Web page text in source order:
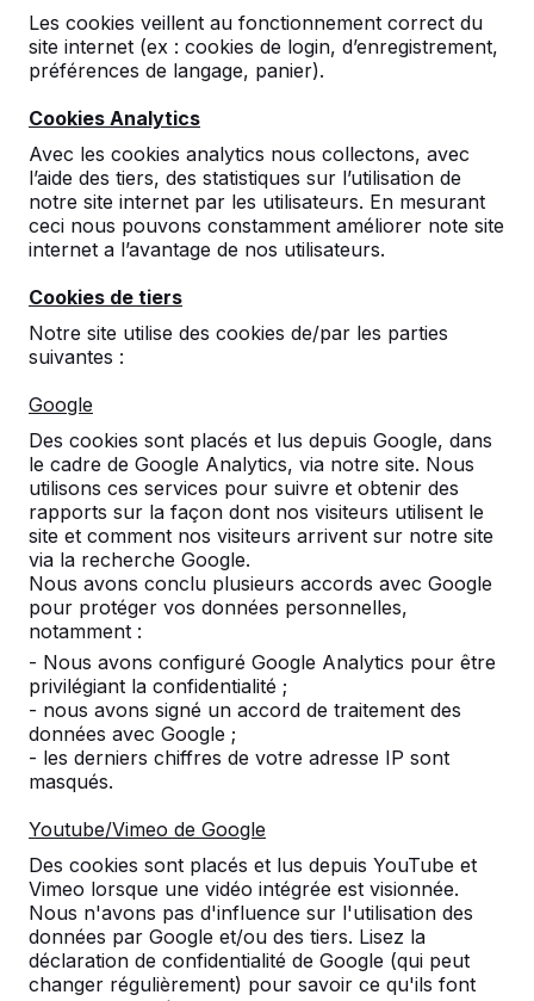
Les cookies veillent au fonctionnement correct du
site internet (ex : cookies de login, d’enregistrement,
préférences de langage, panier).
Cookies Analytics
Avec les cookies analytics nous collectons, avec
l’aide des tiers, des statistiques sur l’utilisation de
notre site internet par les utilisateurs. En mesurant
ceci nous pouvons constamment améliorer note site
internet a l’avantage de nos utilisateurs.
Cookies de tiers
Notre site utilise des cookies de/par les parties
suivantes :
Google
Des cookies sont placés et lus depuis Google, dans
le cadre de Google Analytics, via notre site. Nous
utilisons ces services pour suivre et obtenir des
rapports sur la façon dont nos visiteurs utilisent le
site et comment nos visiteurs arrivent sur notre site
via la recherche Google.
Nous avons conclu plusieurs accords avec Google
pour protéger vos données personnelles,
notamment :
- Nous avons configuré Google Analytics pour être
privilégiant la confidentialité ;
- nous avons signé un accord de traitement des
données avec Google ;
- les derniers chiffres de votre adresse IP sont
masqués.
Youtube/Vimeo de Google
Des cookies sont placés et lus depuis YouTube et
Vimeo lorsque une vidéo intégrée est visionnée.
Nous n'avons pas d'influence sur l'utilisation des
données par Google et/ou des tiers. Lisez la
déclaration de confidentialité de Google (qui peut
changer régulièrement) pour savoir ce qu'ils font
HeBlad Luxembourg
Diamantweg 22
Pays-Bas
+31 (0)497 - 36.08.08
info@HeBlad.lu
Service clientèle
Catégories
Divers
Conditions générales |Protection des données personnelles